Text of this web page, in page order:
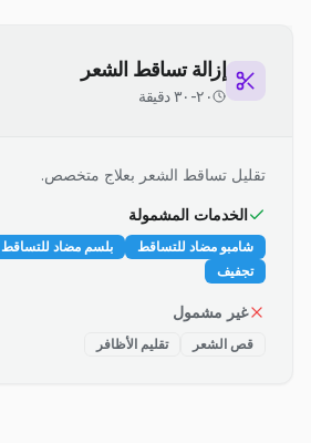
إزالة تساقط الشعر
٢٠-٣٠ دقيقة
تقليل تساقط الشعر بعلاج متخصص.
الخدمات المشمولة
شامبو مضاد للتساقط بلسم مضاد للتساقط
تجفيف
غير مشمول
قص الشعر تقليم الأظافر